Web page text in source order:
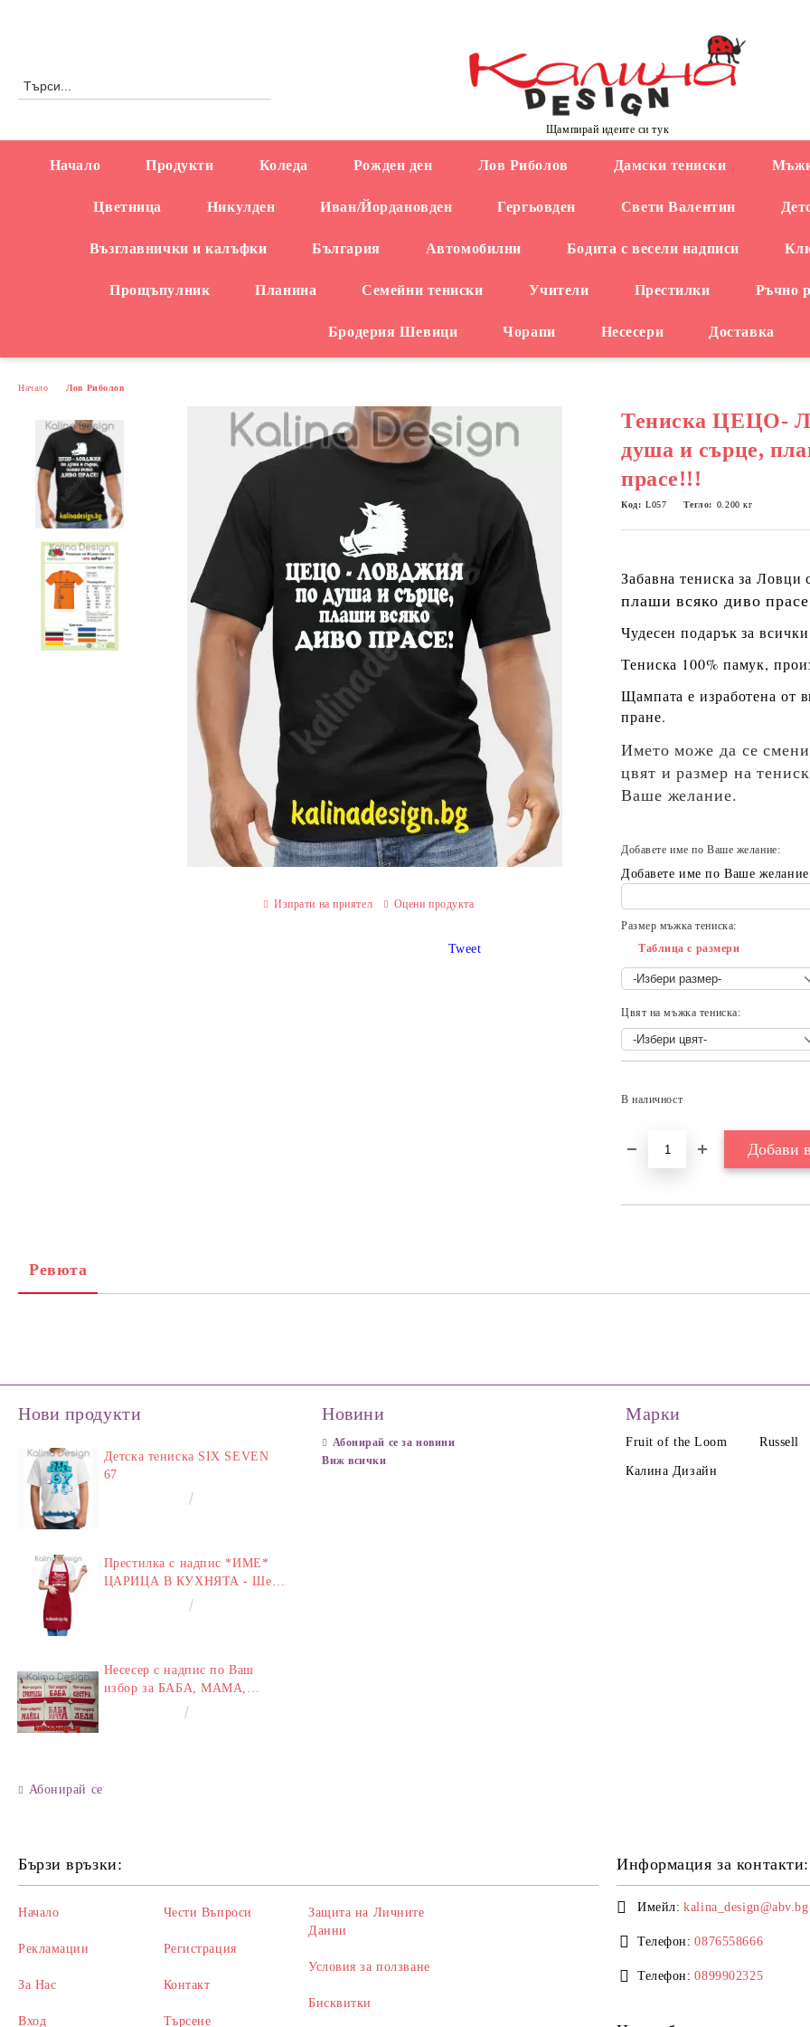
Щампирай идеите си тук
Начало Продукти Коледа Рожден ден Лов Риболов Дамски тениски
Цветница Никулден Иван/Йордановден Гергьовден Свети Валентин
Възглавнички и калъфки България Автомобилни Бодита с весели надписи
Прощъпулник Планина Семейни тениски Учители Престилки Ръчно
Бродерия Шевици Чорапи Несесери Доставка
Начало Лов Риболов
Тениска ЦЕЦО-
душа и сърце,
прасе!!!
Код: L057 Тегло: 0.200 кг
Забавна тениска за Ловци
плаши всяко диво
Чудесен подарък за
Тениска 100% памук,
Щампата е изработена от
пране.
Името може да се
цвят и размер на
Ваше желание.
Добавете име по Ваше желание:
Добавете име по Ваше желание
Размер мъжка тениска:
Таблица с размери
Цвят на мъжка тениска:
В наличност
Изпрати на приятел Оцени продукта
Tweet
Ревюта
Нови продукти
Детска тениска SIX SEVEN
67
Престилка с надпис *ИМЕ*
ЦАРИЦА В КУХНЯТА - Шеф
Несесер с надпис по Ваш
избор за БАБА, МАМА,
ЛЕЛЯ, СЕСТРА,
Абонирай се
Новини
Абонирай се за новини
Виж всички
Марки
Fruit of the Loom Russell
Калина Дизайн
Бързи връзки:
Начало
Рекламации
За Нас
Вход
Чести Въпроси
Регистрация
Контакт
Търсене
Защита на Личните
Данни
Условия за ползване
Бисквитки
Информация за контакти:
Имейл: kalina_design@abv.bg
Телефон: 0876558666
Телефон: 0899902325